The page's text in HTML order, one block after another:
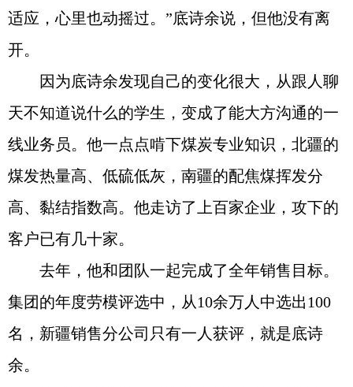
适应，心里也动摇过。”底诗余说，但他没有离
开。
因为底诗余发现自己的变化很大，从跟人聊
天不知道说什么的学生，变成了能大方沟通的一
线业务员。他一点点啃下煤炭专业知识，北疆的
煤发热量高、低硫低灰，南疆的配焦煤挥发分
高、黏结指数高。他走访了上百家企业，攻下的
客户已有几十家。
去年，他和团队一起完成了全年销售目标。
集团的年度劳模评选中，从10余万人中选出100
名，新疆销售分公司只有一人获评，就是底诗
余。